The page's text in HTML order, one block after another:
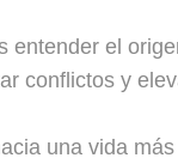
el
conflictos y
una vida